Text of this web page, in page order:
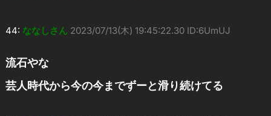
44: ななしさん 2023/07/13(木) 19:45:22.30 ID:6UmUJ
流石やな
芸人時代から今の今までずーと滑り続けてる